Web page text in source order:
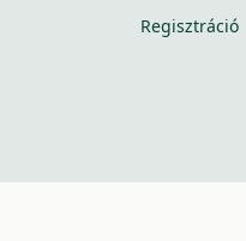
Regisztráció